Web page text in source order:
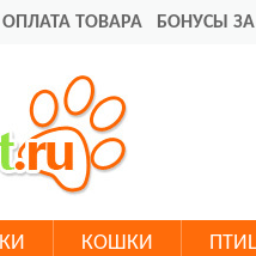
ОПЛАТА ТОВАРА БОНУСЫ
КОШКИ